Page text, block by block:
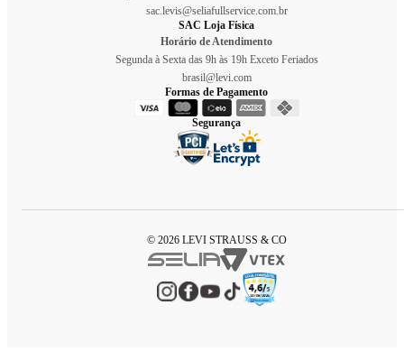
sac.levis@seliafullservice.com.br
SAC Loja Física
Horário de Atendimento
Segunda à Sexta das 9h às 19h Exceto Feriados
brasil@levi.com
Formas de Pagamento
Segurança
© 2026 LEVI STRAUSS & CO